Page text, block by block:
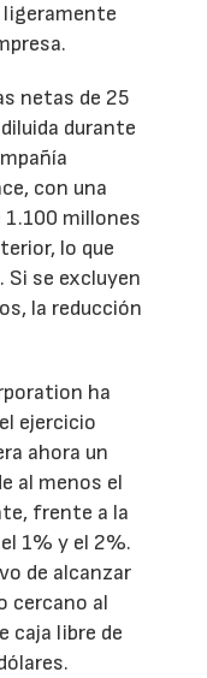
ligeramente
netas de 25
durante
con una
1.100 millones
lo que
Si se excluyen
la reducción
ha
ejercicio
ahora un
al menos el
frente a la
1% y el 2%.
de alcanzar
cercano al
caja libre de